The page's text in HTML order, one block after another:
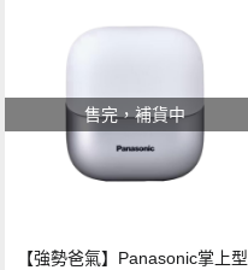
售完，補貨中
【強勢爸氣】Panasonic掌上型